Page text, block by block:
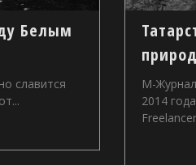
Белым
славится
М-
2014